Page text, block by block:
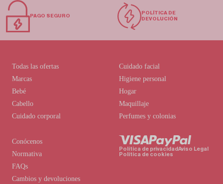
PAGO SEGURO
POLÍTICA DE
DEVOLUCIÓN
Conócenos
Normativa
FAQs
Cambios y devoluciones
Todas las ofertas
Marcas
Bebé
Cabello
Cuidado corporal
Cuidado facial
Higiene personal
Hogar
Maquillaje
Perfumes y colonias
Política de privacidadAviso Legal
Política de cookies